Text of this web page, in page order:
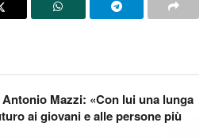
Mazzi: «Con lui una lunga
ai giovani e alle persone più